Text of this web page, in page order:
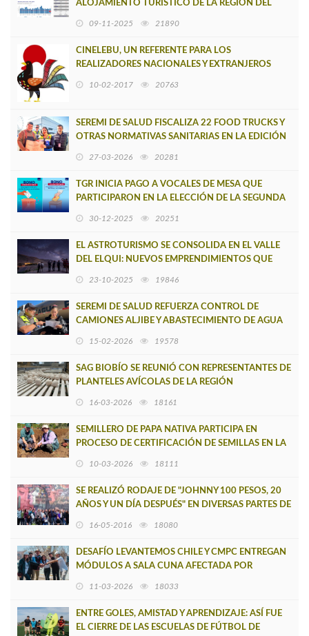
ALOJAMIENTO TURÍSTICO DE LA REGIÓN DEL
09-11-2025 21890
CINELEBU, UN REFERENTE PARA LOS
REALIZADORES NACIONALES Y EXTRANJEROS
10-02-2017 20763
SEREMI DE SALUD FISCALIZA 22 FOOD TRUCKS Y
OTRAS NORMATIVAS SANITARIAS EN LA EDICIÓN
27-03-2026 20281
TGR INICIA PAGO A VOCALES DE MESA QUE
PARTICIPARON EN LA ELECCIÓN DE LA SEGUNDA
30-12-2025 20251
EL ASTROTURISMO SE CONSOLIDA EN EL VALLE
DEL ELQUI: NUEVOS EMPRENDIMIENTOS QUE
23-10-2025 19846
SEREMI DE SALUD REFUERZA CONTROL DE
CAMIONES ALJIBE Y ABASTECIMIENTO DE AGUA
15-02-2026 19578
SAG BIOBÍO SE REUNIÓ CON REPRESENTANTES DE
PLANTELES AVÍCOLAS DE LA REGIÓN
16-03-2026 18161
SEMILLERO DE PAPA NATIVA PARTICIPA EN
PROCESO DE CERTIFICACIÓN DE SEMILLAS EN LA
10-03-2026 18111
SE REALIZÓ RODAJE DE "JOHNNY 100 PESOS, 20
AÑOS Y UN DÍA DESPUÉS" EN DIVERSAS PARTES DE
16-05-2016 18080
DESAFÍO LEVANTEMOS CHILE Y CMPC ENTREGAN
MÓDULOS A SALA CUNA AFECTADA POR
11-03-2026 18033
ENTRE GOLES, AMISTAD Y APRENDIZAJE: ASÍ FUE
EL CIERRE DE LAS ESCUELAS DE FÚTBOL DE